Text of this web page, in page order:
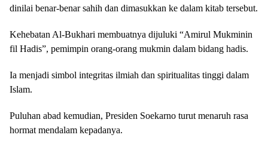
dinilai benar-benar sahih dan dimasukkan ke dalam kitab tersebut.
Kehebatan Al-Bukhari membuatnya dijuluki “Amirul Mukminin
fil Hadis”, pemimpin orang-orang mukmin dalam bidang hadis.
Ia menjadi simbol integritas ilmiah dan spiritualitas tinggi dalam
Islam.
Puluhan abad kemudian, Presiden Soekarno turut menaruh rasa
hormat mendalam kepadanya.